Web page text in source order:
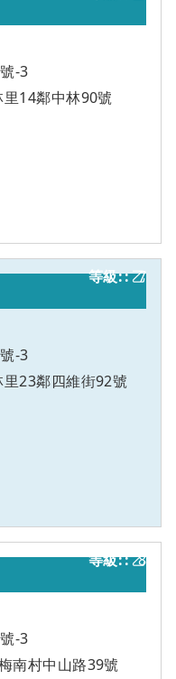
-3
里14鄰中林90號
7
-3
里23鄰四維街92號
乙
8
-3
南村中山路39號
乙